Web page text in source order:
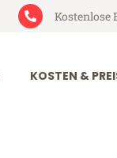
Kostenlose
KOSTEN &